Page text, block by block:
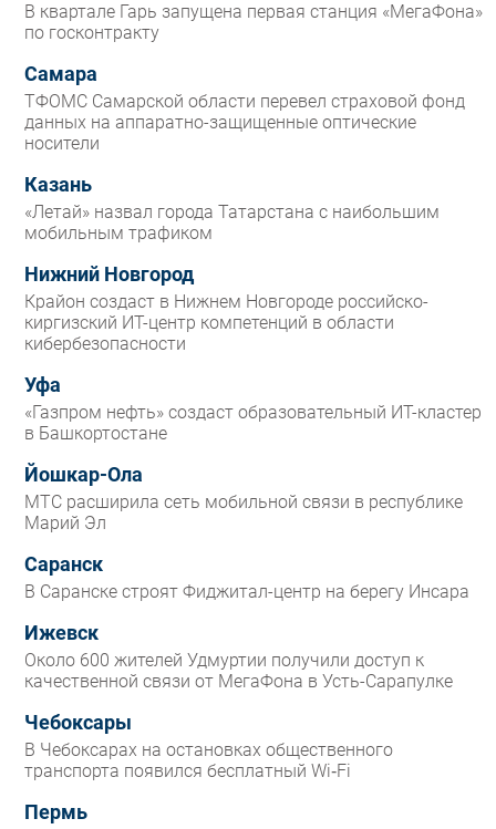
В квартале Гарь запущена первая станция «МегаФона»
по госконтракту
Самара
ТФОМС Самарской области перевел страховой фонд
данных на аппаратно-защищенные оптические
носители
Казань
«Летай» назвал города Татарстана с наибольшим
мобильным трафиком
Нижний Новгород
Крайон создаст в Нижнем Новгороде российско-
киргизский ИТ-центр компетенций в области
кибербезопасности
Уфа
«Газпром нефть» создаст образовательный ИТ-кластер
в Башкортостане
Йошкар-Ола
МТС расширила сеть мобильной связи в республике
Марий Эл
Саранск
В Саранске строят Фиджитал-центр на берегу Инсара
Ижевск
Около 600 жителей Удмуртии получили доступ к
качественной связи от МегаФона в Усть-Сарапулке
Чебоксары
В Чебоксарах на остановках общественного
транспорта появился бесплатный Wi‑Fi
Пермь